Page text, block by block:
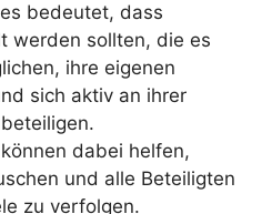
bedeutet, dass
werden sollten, die es
ihre eigenen
sich aktiv an ihrer
dabei helfen,
und alle Beteiligten
zu verfolgen.